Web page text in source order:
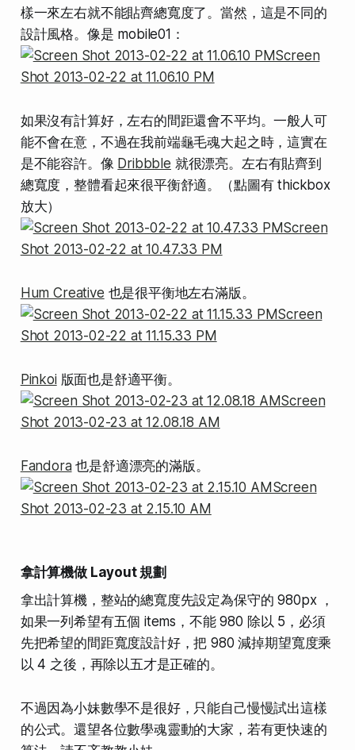
樣一來左右就不能貼齊總寬度了。當然，這是不同的
設計風格。像是 mobile01：
如果沒有計算好，左右的間距還會不平均。一般人可
能不會在意，不過在我前端龜毛魂大起之時，這實在
是不能容許。像 Dribbble 就很漂亮。左右有貼齊到
總寬度，整體看起來很平衡舒適。（點圖有 thickbox
放大）
Hum Creative 也是很平衡地左右滿版。
Pinkoi版面也是舒適平衡。
Fandora也是舒適漂亮的滿版。
拿計算機做 Layout 規劃
拿出計算機，整站的總寬度先設定為保守的 980px ，
如果一列希望有五個 items，不能 980 除以 5，必須
先把希望的間距寬度設計好，把 980 減掉期望寬度乘
以 4 之後，再除以五才是正確的。
不過因為小妹數學不是很好，只能自己慢慢試出這樣
的公式。還望各位數學魂靈動的大家，若有更快速的